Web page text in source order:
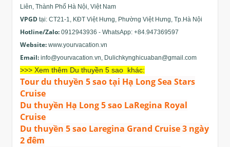
Liên, Thành Phố Hà Nội, Việt Nam
VPGD tại: CT21-1, KĐT Việt Hưng, Phường Việt Hưng, Tp.Hà Nội
Hotline/Zalo: 0912943936 - WhatsApp: +84.947369597
Website: www.yourvacation.vn
Email: info@yourvacation.vn, Dulichkynghicuaban@gmail.com
>>> Xem thêm Du thuyền 5 sao khác:
Tour du thuyền 5 sao tại Hạ Long Sea Stars
Cruise
Du thuyền Hạ Long 5 sao LaRegina Royal
Cruise
Du thuyền 5 sao Laregina Grand Cruise 3 ngày
2 đêm